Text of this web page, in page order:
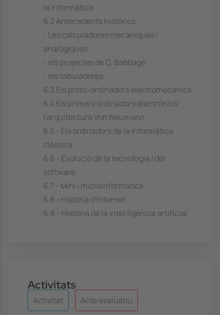
la informàtica
6.2 Antecedents històrics
- Les calculadores mecàniques i
analògiques
- els projectes de C. Babbage
- les tabuladores
6.3 Els proto-ordinadors electromecànics
6.4 Els primers ordinadors electrònics:
l'arquitectura Von Neumann
6.5 - Els ordinadors de la informàtica
clàssica
6.6 - Evolució de la tecnologia i del
software
6.7 - Mini i microinformàtica
6.8 - Història d'Internet
6.9 - Història de la intel.ligència artificial
Activitats
Activitat Acte avaluatiu